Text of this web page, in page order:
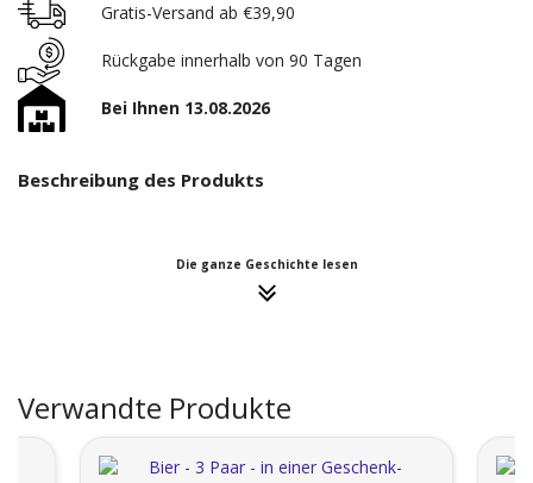
Gratis-Versand ab €39,90
Rückgabe innerhalb von 90 Tagen
Bei Ihnen 13.08.2026
Beschreibung des Produkts
Die ganze Geschichte lesen
Verwandte Produkte